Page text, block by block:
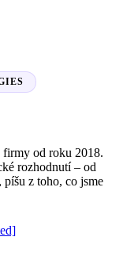
firmy od roku 2018.
rozhodnutí – od
z toho, co jsme